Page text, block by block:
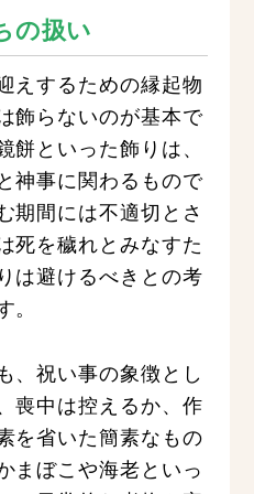
の扱い
えするための縁起物
飾らないのが基本で
といった飾りは、
神事に関わるもので
期間には不適切とさ
死を穢れとみなすた
は避けるべきとの考
、祝い事の象徴とし
喪中は控えるか、作
を省いた簡素なもの
まぼこや海老といっ